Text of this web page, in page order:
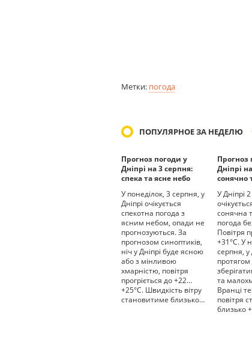
Метки: погода
ПОПУЛЯРНОЕ ЗА НЕДЕЛЮ
Прогноз погоди у
Дніпрі на 3 серпня:
спека та ясне небо
У понеділок, 3 серпня, у
Дніпрі очікується
спекотна погода з
ясним небом, опади не
прогнозуються. За
прогнозом синоптиків,
ніч у Дніпрі буде ясною
або з мінливою
хмарністю, повітря
прогріється до +22…
+25°С. Швидкість вітру
становитиме близько…
Прогноз
Дніпрі
сонячно
У Дніпрі
сонячна
погода
Повітря
+31°С. У
серпня, у
та
Вранці
повітря
близько